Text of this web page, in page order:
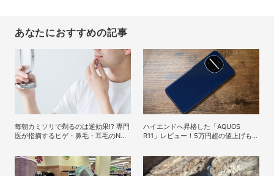
あなたにおすすめの記事
毎朝カミソリで剃るのは逆効果!? 専門
医が指摘するヒゲ・鼻毛・耳毛のNG
ハイエンドへ昇格した「AQUOS
R11」レビュー！5万円超の値上げも納